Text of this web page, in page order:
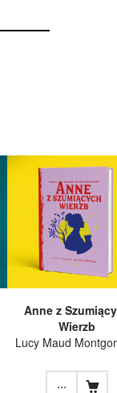
Anne z
Wierzb
Lucy Maud
...